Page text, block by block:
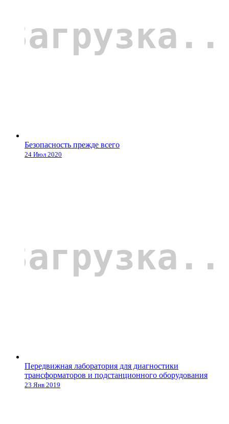
Безопасность прежде всего
24 Июл 2020
Передвижная лаборатория для диагностики
трансформаторов и подстанционного оборудования
23 Янв 2019